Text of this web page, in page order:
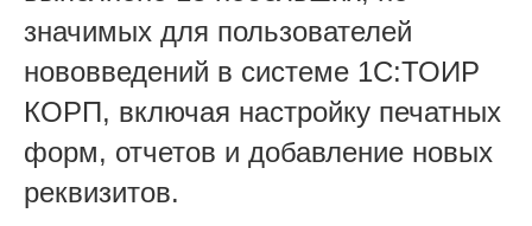
значимых для пользователей
нововведений в системе 1С:ТОИР
КОРП, включая настройку печатных
форм, отчетов и добавление новых
реквизитов.